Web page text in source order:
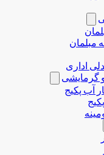
مبلمان
اداری
گرمایشی
آب پکیج